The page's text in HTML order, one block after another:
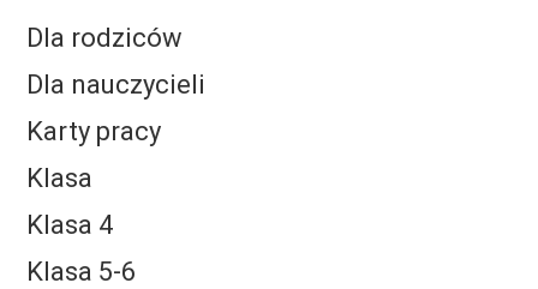
Dla rodziców
Dla nauczycieli
Karty pracy
Klasa
Klasa 4
Klasa 5-6